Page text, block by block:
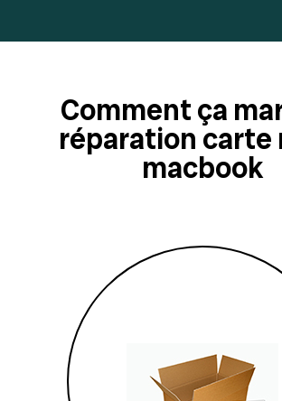
Comment ça
réparation carte
macbook